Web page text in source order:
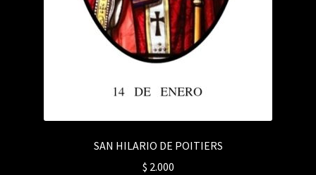
SAN HILARIO DE POITIERS
$ 2.000